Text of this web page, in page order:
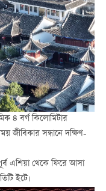
৪ বর্গ কিলোমিটার
সন্ধানে দক্ষিণ-
এশিয়া থেকে ফিরে আসা
ইটে।